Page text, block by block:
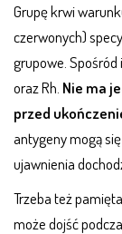
Grupę krwi
czerwonych)
grupowe. Spośród
oraz Rh. Nie ma
przed
antygeny mogą
ujawnienia
Trzeba też
może dojść